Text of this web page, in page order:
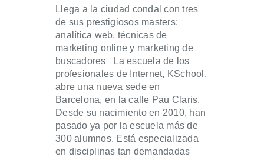
Llega a la ciudad condal con tres
de sus prestigiosos masters:
analítica web, técnicas de
marketing online y marketing de
buscadores La escuela de los
profesionales de Internet, KSchool,
abre una nueva sede en
Barcelona, en la calle Pau Claris.
Desde su nacimiento en 2010, han
pasado ya por la escuela más de
300 alumnos. Está especializada
en disciplinas tan demandadas